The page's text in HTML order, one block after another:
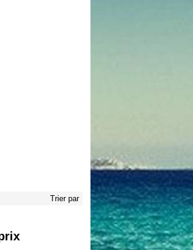
Trier par